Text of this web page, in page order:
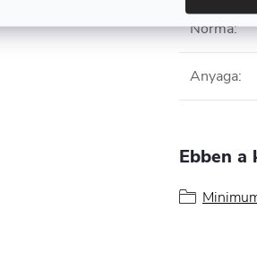
Norma:
Anyaga:
Ebben a